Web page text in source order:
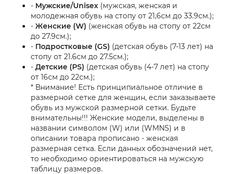
- Мужские/Unisex (мужская, женская и
молодежная обувь на стопу от 21,6см до 33.9см.);
- Женские (W) (женская обувь на стопу от 22см
до 27.9см.);
- Подростковые (GS) (детская обувь (7-13 лет) на
стопу от 21.6см до 27.5см.);
- Детские (PS) (детская обувь (4-7 лет) на стопу
от 16см до 22см.);
* Внимание! Есть принципиальное отличие в
размерной сетке для женщин, если заказываете
обувь из мужской размерной сетки. Будьте
внимательны!!! Женские модели, выделены в
названии символом (W) или (WMNS) и в
описании товара прописано - женская
размерная сетка. Если данных обозначений нет,
то необходимо ориентироваться на мужскую
таблицу размеров.